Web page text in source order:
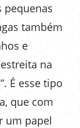
pequenas
também
e
na
É esse tipo
que com
um papel